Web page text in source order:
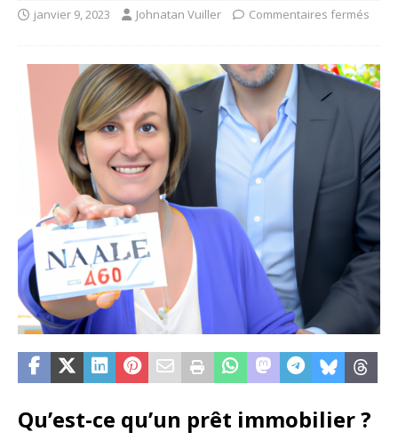
janvier 9, 2023 Johnatan Vuiller Commentaires fermés
Qu’est-ce qu’un prêt immobilier ?